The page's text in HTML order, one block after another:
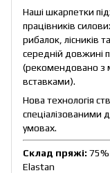
Наші шкарпетки
працівників
рибалок, лісників
середній довжині
(рекомендовано
вставками).
Нова технологія
спеціалізованими
умовах.
Склад пряжі: 75%
Elastan